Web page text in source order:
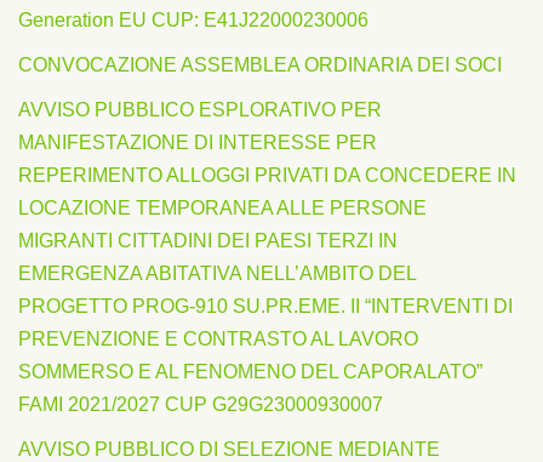
Generation EU CUP: E41J22000230006
CONVOCAZIONE ASSEMBLEA ORDINARIA DEI SOCI
AVVISO PUBBLICO ESPLORATIVO PER
MANIFESTAZIONE DI INTERESSE PER
REPERIMENTO ALLOGGI PRIVATI DA CONCEDERE IN
LOCAZIONE TEMPORANEA ALLE PERSONE
MIGRANTI CITTADINI DEI PAESI TERZI IN
EMERGENZA ABITATIVA NELL’AMBITO DEL
PROGETTO PROG-910 SU.PR.EME. II “INTERVENTI DI
PREVENZIONE E CONTRASTO AL LAVORO
SOMMERSO E AL FENOMENO DEL CAPORALATO”
FAMI 2021/2027 CUP G29G23000930007
AVVISO PUBBLICO DI SELEZIONE MEDIANTE